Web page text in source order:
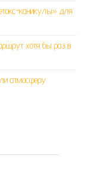
каникулы» для
хотя бы раз в
атмосферу